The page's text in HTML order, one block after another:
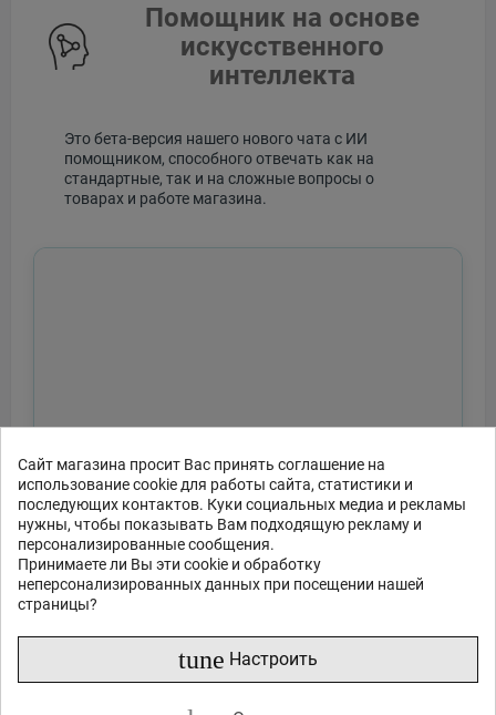
Сайт магазина просит Вас принять соглашение на
использование cookie для работы сайта, статистики и
последующих контактов. Куки социальных медиа и рекламы
нужны, чтобы показывать Вам подходящую рекламу и
персонализированные сообщения.
Принимаете ли Вы эти cookie и обработку
неперсонализированных данных при посещении нашей
страницы?
tune Настроить
Помощник на основе
искусственного
интеллекта
Это бета-версия нашего нового чата с ИИ
помощником, способного отвечать как на
стандартные, так и на сложные вопросы о
товарах и работе магазина.